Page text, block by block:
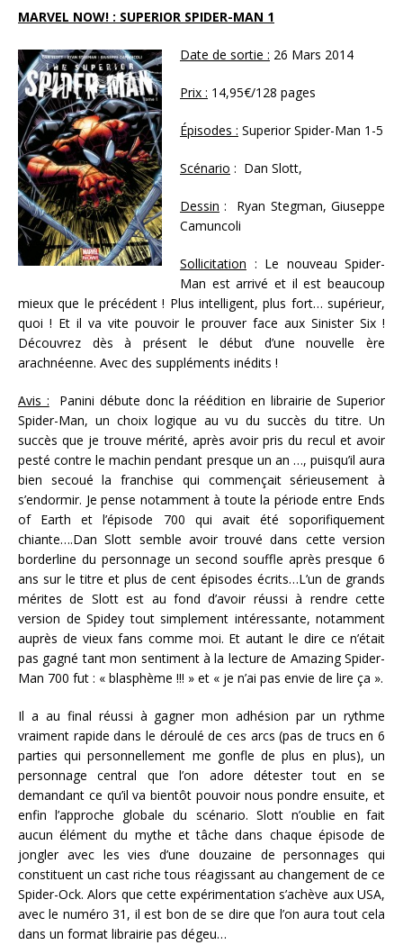
MARVEL NOW! : SUPERIOR SPIDER-MAN 1
Date de sortie : 26 Mars 2014
Prix : 14,95€/128 pages
Épisodes : Superior Spider-Man 1-5
Scénario : Dan Slott,
Dessin : Ryan Stegman, Giuseppe
Camuncoli
Sollicitation : Le nouveau Spider-
Man est arrivé et il est beaucoup
mieux que le précédent ! Plus intelligent, plus fort… supérieur,
quoi ! Et il va vite pouvoir le prouver face aux Sinister Six !
Découvrez dès à présent le début d’une nouvelle ère
arachnéenne. Avec des suppléments inédits !
Avis : Panini débute donc la réédition en librairie de Superior
Spider-Man, un choix logique au vu du succès du titre. Un
succès que je trouve mérité, après avoir pris du recul et avoir
pesté contre le machin pendant presque un an …, puisqu’il aura
bien secoué la franchise qui commençait sérieusement à
s’endormir. Je pense notamment à toute la période entre Ends
of Earth et l’épisode 700 qui avait été soporifiquement
chiante….Dan Slott semble avoir trouvé dans cette version
borderline du personnage un second souffle après presque 6
ans sur le titre et plus de cent épisodes écrits…L’un de grands
mérites de Slott est au fond d’avoir réussi à rendre cette
version de Spidey tout simplement intéressante, notamment
auprès de vieux fans comme moi. Et autant le dire ce n’était
pas gagné tant mon sentiment à la lecture de Amazing Spider-
Man 700 fut : « blasphème !!! » et « je n’ai pas envie de lire ça ».
Il a au final réussi à gagner mon adhésion par un rythme
vraiment rapide dans le déroulé de ces arcs (pas de trucs en 6
parties qui personnellement me gonfle de plus en plus), un
personnage central que l’on adore détester tout en se
demandant ce qu’il va bientôt pouvoir nous pondre ensuite, et
enfin l’approche globale du scénario. Slott n’oublie en fait
aucun élément du mythe et tâche dans chaque épisode de
jongler avec les vies d’une douzaine de personnages qui
constituent un cast riche tous réagissant au changement de ce
Spider-Ock. Alors que cette expérimentation s’achève aux USA,
avec le numéro 31, il est bon de se dire que l’on aura tout cela
dans un format librairie pas dégeu…